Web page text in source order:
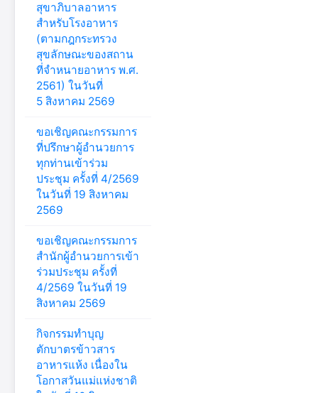
สุขาภิบาลอาหาร
สำหรับโรงอาหาร
(ตามกฎกระทรวง
สุขลักษณะของสถาน
ที่จำหนายอาหาร พ.ศ.
2561) ในวันที่
5 สิงหาคม 2569
ขอเชิญคณะกรรมการ
ที่ปรึกษาผู้อำนวยการ
ทุกท่านเข้าร่วม
ประชุม ครั้งที่ 4/2569
ในวันที่ 19 สิงหาคม
2569
ขอเชิญคณะกรรมการ
สำนักผู้อำนวยการเข้า
ร่วมประชุม ครั้งที่
4/2569 ในวันที่ 19
สิงหาคม 2569
กิจกรรมทำบุญ
ตักบาตรข้าวสาร
อาหารแห้ง เนื่องใน
โอกาสวันแม่แห่งชาติ